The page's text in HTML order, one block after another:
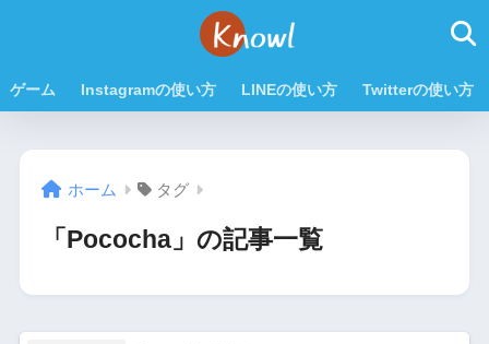
ゲーム Instagramの使い方 LINEの使い方 Twitterの使い方
ホーム タグ
「Pococha」の記事一覧